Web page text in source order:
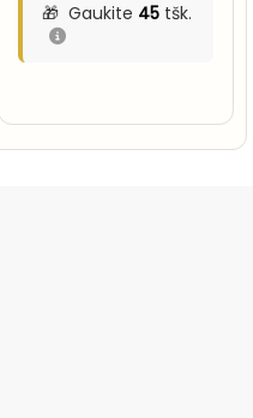
Gaukite 45tšk.